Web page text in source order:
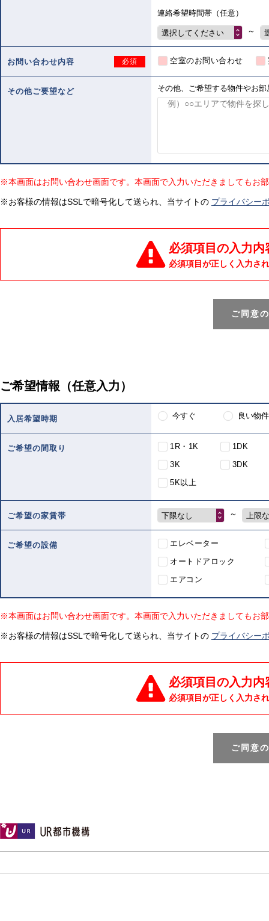
連絡希望時間帯（任意）
選択してください ～
お問い合わせ内容 必須 空室のお問い合わせ
その他ご要望など その他、ご希望する物件やお
※本画面はお問い合わせ画面です。本画面で入力いただきましてもお
※お客様の情報はSSLで暗号化して送られ、当サイトの プライバシー
必須項目の入力
必須項目が正しく入力さ
ご同意
ご希望情報（任意入力）
入居希望時期 今すぐ 良い物
ご希望の間取り 1R・1K
1DK
3K
3DK
5K以上
ご希望の家賃帯 下限なし ～ 上限
ご希望の設備
エレベーター
オートドアロック
エアコン
※本画面はお問い合わせ画面です。本画面で入力いただきましてもお
※お客様の情報はSSLで暗号化して送られ、当サイトの プライバシー
必須項目の入力
必須項目が正しく入力さ
ご同意